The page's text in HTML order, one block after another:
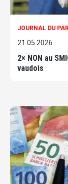
JOURNAL DU
21.05.2026
2× NON au
vaudois